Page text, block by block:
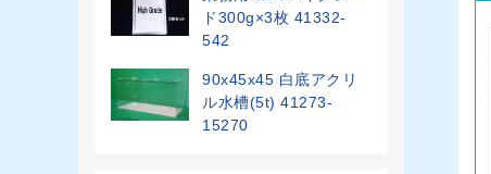
ド300g×3枚 41332-
542
90x45x45 白底アクリ
ル水槽(5t) 41273-
15270